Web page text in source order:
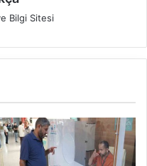
Bilgi Sitesi